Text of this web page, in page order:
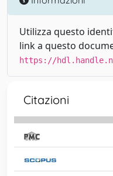
Utilizza questo
link a questo
https://
Citazioni